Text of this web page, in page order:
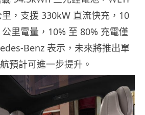
，支援 330kW 直流快充，10
里電量，10% 至 80% 充電僅
Benz 表示，未來將推出單
預計可進一步提升。